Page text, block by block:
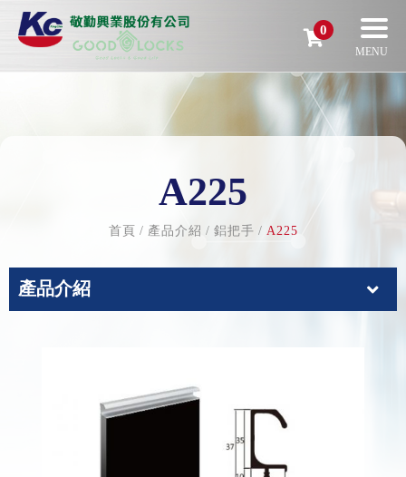
0
A225
首頁 產品介紹 鋁把手 A225
產品介紹